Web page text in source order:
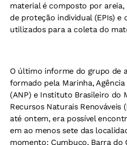
material é composto por
de proteção individual (EPIs) e
utilizados para a coleta do
O último informe do grupo de
formado pela Marinha,
(ANP) e Instituto Brasileiro do
Recursos Naturais Renováveis
até ontem, era possível
em ao menos sete das
momento: Cumbuco, Barra do